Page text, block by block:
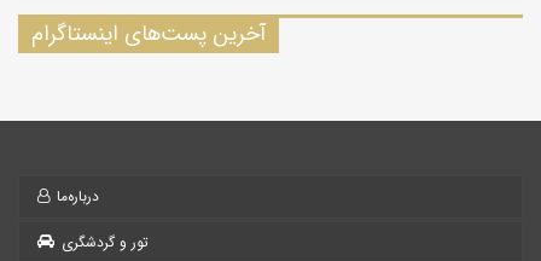
آخرین پست‌های اینستاگرام
درباره‌ما
تور و گردشگری